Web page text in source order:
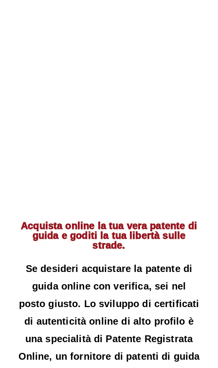
Acquista online la tua vera patente di
guida e goditi la tua libertà sulle
strade.
Se desideri acquistare la patente di
guida online con verifica, sei nel
posto giusto. Lo sviluppo di certificati
di autenticità online di alto profilo è
una specialità di Patente Registrata
Online, un fornitore di patenti di guida